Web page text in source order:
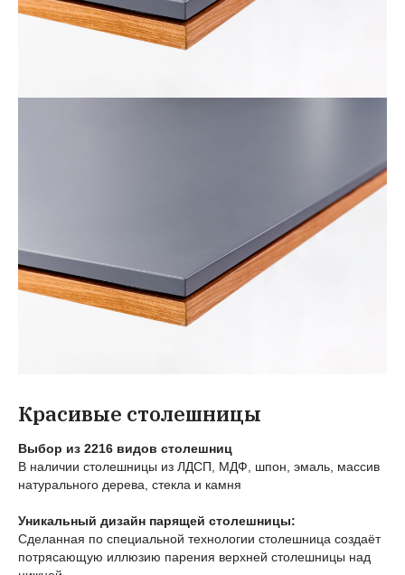
Красивые столешницы
Выбор из 2216 видов столешниц
В наличии столешницы из ЛДСП, МДФ, шпон, эмаль, массив
натурального дерева, стекла и камня
Уникальный дизайн парящей столешницы:
Сделанная по специальной технологии столешница создаёт
потрясающую иллюзию парения верхней столешницы над